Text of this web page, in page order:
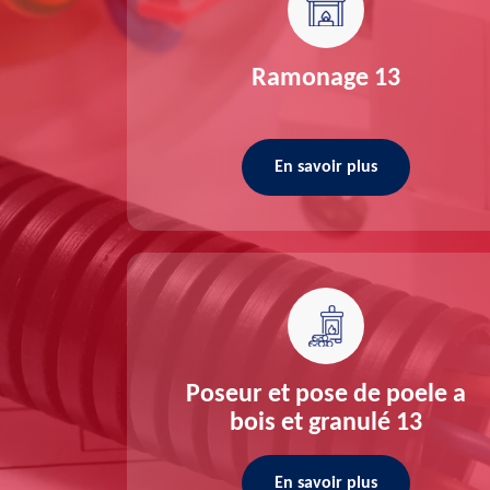
13
13
Ramonage 13
En savoir plus
Poseur et pose de poele a
bois et granulé 13
En savoir plus